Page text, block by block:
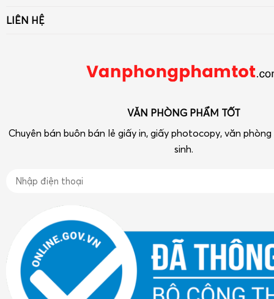
VĂN PHÒNG PHẨM TỐT
Chuyên bán buôn bán lẻ giấy in, giấy photocopy, văn
sinh.
LIÊN HỆ
vpptot@gmail.com
Bút viết - Mực viết
Thiết bị VP-Hóa Mỹ Phẩm-Tạp phẩm
Liên hệ - Góp ý
Tra cứu hóa đơn điện tử